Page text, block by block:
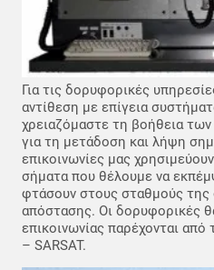
Για τις δορυφορικές
αντίθεση με επίγεια
χρειαζόμαστε τη βοήθεια
για τη μετάδοση και λήψη
επικοινωνίες μας
σήματα που θέλουμε να
φτάσουν στους σταθμούς της
απόστασης. Οι δορυφορικές
επικοινωνίας παρέχονται από
– SARSAT.